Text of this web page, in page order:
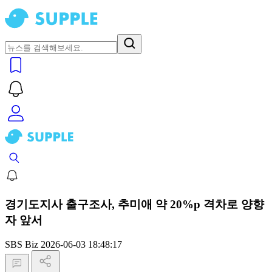
경기도지사 출구조사, 추미애 약 20%p 격차로 양향
자 앞서
SBS Biz 2026-06-03 18:48:17